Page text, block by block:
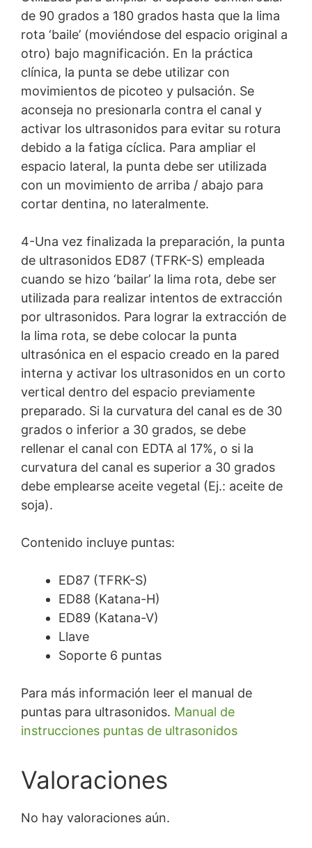
de 90 grados a 180 grados hasta que la lima
rota ‘baile’ (moviéndose del espacio original a
otro) bajo magnificación. En la práctica
clínica, la punta se debe utilizar con
movimientos de picoteo y pulsación. Se
aconseja no presionarla contra el canal y
activar los ultrasonidos para evitar su rotura
debido a la fatiga cíclica. Para ampliar el
espacio lateral, la punta debe ser utilizada
con un movimiento de arriba / abajo para
cortar dentina, no lateralmente.
4-Una vez finalizada la preparación, la punta
de ultrasonidos ED87 (TFRK-S) empleada
cuando se hizo ‘bailar’ la lima rota, debe ser
utilizada para realizar intentos de extracción
por ultrasonidos. Para lograr la extracción de
la lima rota, se debe colocar la punta
ultrasónica en el espacio creado en la pared
interna y activar los ultrasonidos en un corto
vertical dentro del espacio previamente
preparado. Si la curvatura del canal es de 30
grados o inferior a 30 grados, se debe
rellenar el canal con EDTA al 17%, o si la
curvatura del canal es superior a 30 grados
debe emplearse aceite vegetal (Ej.: aceite de
soja).
Contenido incluye puntas:
ED87 (TFRK-S)
ED88 (Katana-H)
ED89 (Katana-V)
Llave
Soporte 6 puntas
Para más información leer el manual de
puntas para ultrasonidos. Manual de
instrucciones puntas de ultrasonidos
Valoraciones
No hay valoraciones aún.